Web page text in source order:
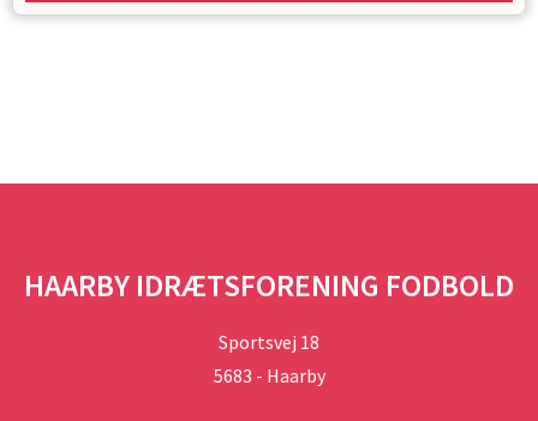
Holdleder: Lis Hansen
HAARBY IDRÆTSFORENING FODBOLD
Sportsvej 18
5683 - Haarby